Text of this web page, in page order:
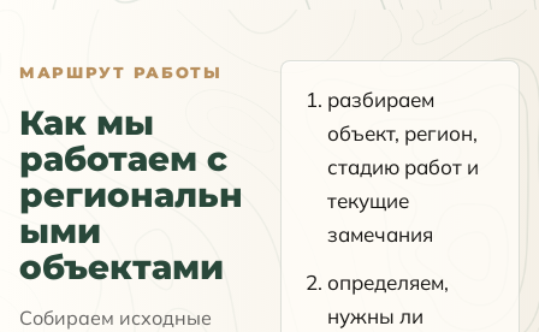
МАРШРУТ РАБОТЫ
Как мы
работаем с
региональн
ыми
объектами
Собираем исходные
разбираем
объект, регион,
стадию работ и
текущие
замечания
определяем,
нужны ли